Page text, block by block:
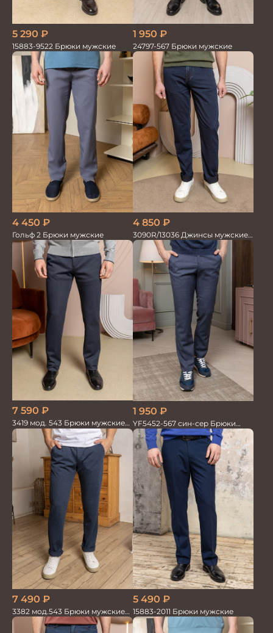
5 290 ₽
15883-9522 Брюки мужские
1 950 ₽
24797-567 Брюки мужские
4 450 ₽
Гольф 2 Брюки мужские
4 850 ₽
3090R/13036 Джинсы мужские
т.синий
7 590 ₽
3419 мод. 543 Брюки мужские
трикотажные
1 950 ₽
YF5452-567 син-сер Брюки
мужские
7 490 ₽
3382 мод.543 Брюки мужские
син.меланж трикотаж
5 490 ₽
15883-2011 Брюки мужские